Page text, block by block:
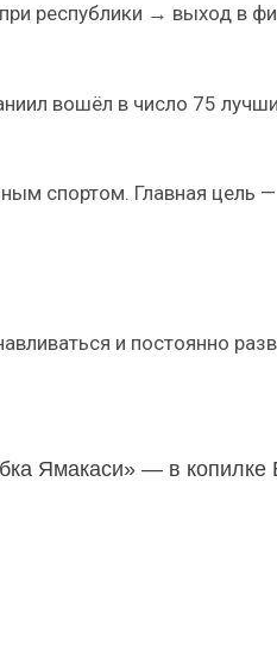
республики → выход в
вошёл в число 75
спортом. Главная цель —
и постоянно